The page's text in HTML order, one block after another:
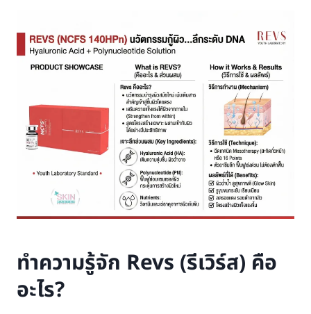
ทำความรู้จัก Revs (รีเวิร์ส) คือ
อะไร?